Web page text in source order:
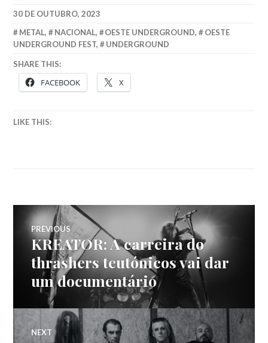
30 DE OUTUBRO, 2023
METAL, NACIONAL, OESTE UNDERGROUND,
OESTE
UNDERGROUND FEST, UNDERGROUND
SHARE THIS:
FACEBOOK X
LIKE THIS:
Navegação
de
artigos
PREVIOUS
Previous
post:
KREATOR: A carreira do
thrashers teutónicos vai dar
um documentário
NEXT